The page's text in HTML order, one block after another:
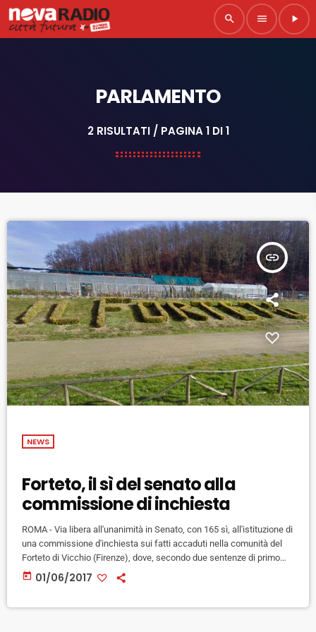
search menu play_arrow
PARLAMENTO
2 RISULTATI / PAGINA 1 DI 1
insert_link
NEWS
Forteto, il sì del senato alla
commissione di inchiesta
ROMA - Via libera all'unanimità in Senato, con 165 sì, all'istituzione di
una commissione d'inchiesta sui fatti accaduti nella comunità del
Forteto di Vicchio (Firenze), dove, secondo due sentenze di primo
grado e di appello ,per più di 30 anni sono stati commessi abusi e
maltrattamenti su bambini e adolescenti. Trattandosi di una
today 01/06/2017